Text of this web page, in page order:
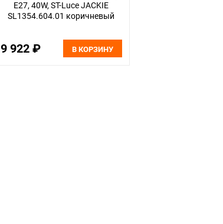
E27, 40W, ST-Luce JACKIE
SL1354.604.01 коричневый
9 922 ₽ В КОРЗИНУ